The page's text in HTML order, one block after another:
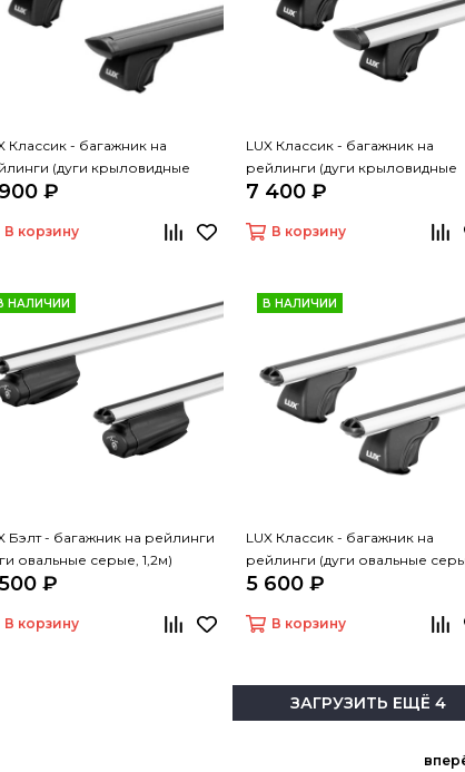
Классик - багажник на
(дуги крыловидные
1,2м)
₽
В корзину
LUX Классик - багажник на
рейлинги (дуги крыловидные
серые, 1,2м)
7 400 ₽
В корзину
НАЛИЧИИ
Бэлт - багажник на рейлинги
овальные серые, 1,2м)
₽
В корзину
В НАЛИЧИИ
LUX Классик - багажник на
рейлинги (дуги овальные
1,2м)
5 600 ₽
В корзину
ЗАГРУЗИТЬ ЕЩЁ 4